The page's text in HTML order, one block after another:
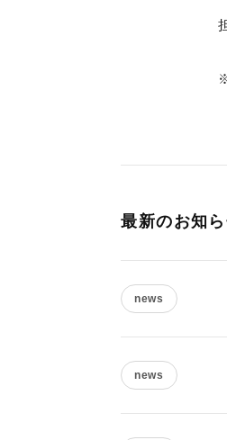
最新のお知
news
news